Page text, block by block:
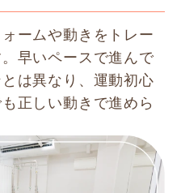
ームや動きをトレー
早いペースで進んで
は異なり、運動初心
正しい動きで進めら